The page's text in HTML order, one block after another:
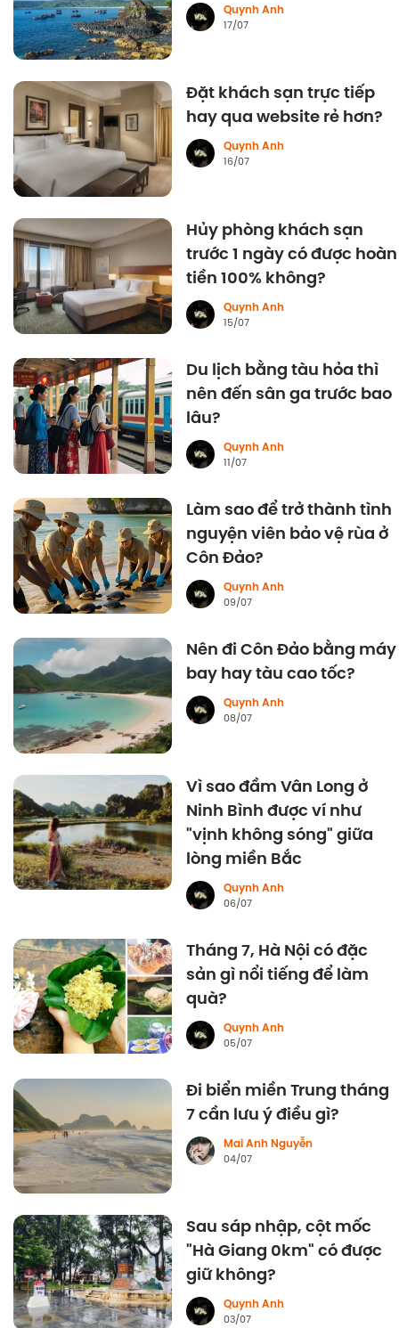
Quynh Anh
17/07
Đặt khách sạn trực tiếp
hay qua website rẻ hơn?
Quynh Anh
16/07
Hủy phòng khách sạn
trước 1 ngày có được hoàn
tiền 100% không?
Quynh Anh
15/07
Du lịch bằng tàu hỏa thì
nên đến sân ga trước bao
lâu?
Quynh Anh
11/07
Làm sao để trở thành tình
nguyện viên bảo vệ rùa ở
Côn Đảo?
Quynh Anh
09/07
Nên đi Côn Đảo bằng máy
bay hay tàu cao tốc?
Quynh Anh
08/07
Vì sao đầm Vân Long ở
Ninh Bình được ví như
"vịnh không sóng" giữa
lòng miền Bắc
Quynh Anh
06/07
Tháng 7, Hà Nội có đặc
sản gì nổi tiếng để làm
quà?
Quynh Anh
05/07
Đi biển miền Trung tháng
7 cần lưu ý điều gì?
Mai Anh Nguyễn
04/07
Sau sáp nhập, cột mốc
"Hà Giang 0km" có được
giữ không?
Quynh Anh
03/07